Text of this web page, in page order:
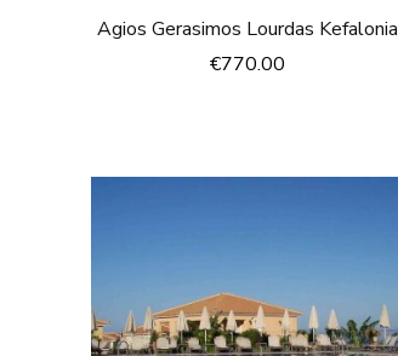
Agios Gerasimos Lourdas Kefalonia
€770.00